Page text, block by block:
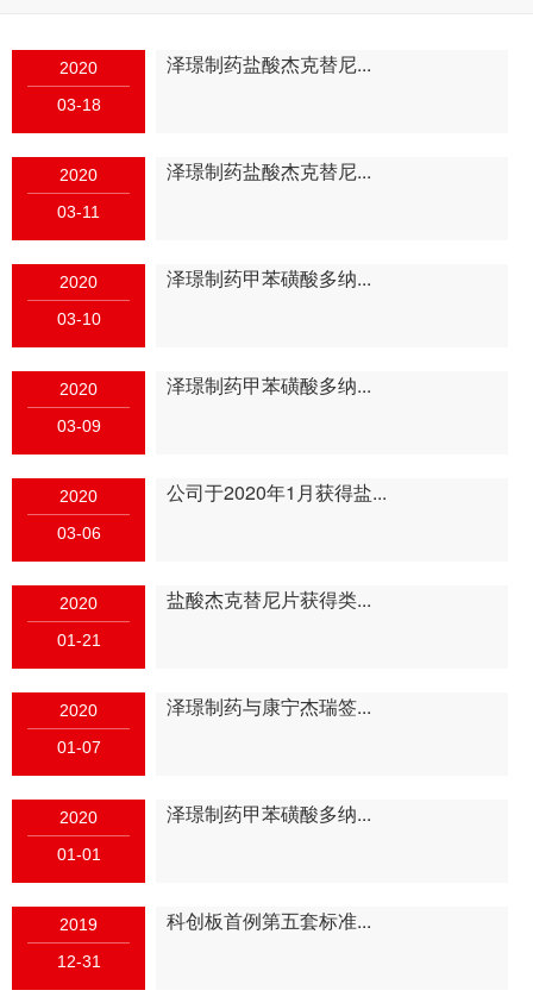
2020
03-18
泽璟制药盐酸杰克替尼...
2020
03-11
泽璟制药盐酸杰克替尼...
2020
03-10
泽璟制药甲苯磺酸多纳...
2020
03-09
泽璟制药甲苯磺酸多纳...
2020
03-06
公司于2020年1月获得盐...
2020
01-21
盐酸杰克替尼片获得类...
2020
01-07
泽璟制药与康宁杰瑞签...
2020
01-01
泽璟制药甲苯磺酸多纳...
2019
12-31
科创板首例第五套标准...